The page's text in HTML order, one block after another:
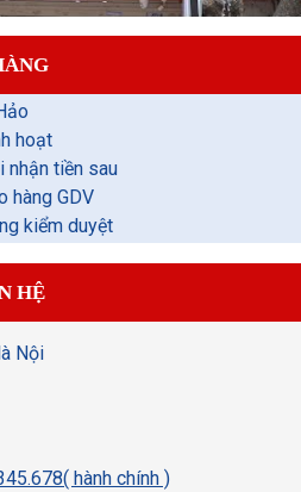
hoạt
nhận tiền sau
hàng GDV
kiểm duyệt
HỆ
Nội
hành chính )